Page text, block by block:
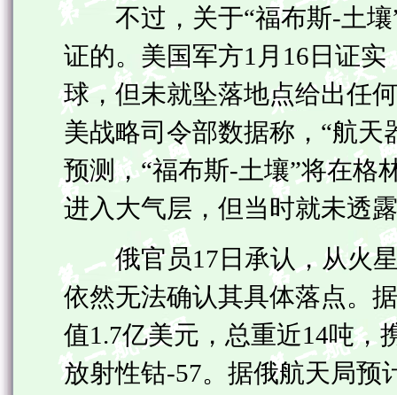
不过，关于“福布斯-土壤”
证的。美国军方1月16日证
球，但未就坠落地点给出任
美战略司令部数据称，“航
预测，“福布斯-土壤”将在格
进入大气层，但当时就未透
俄官员17日承认，从火星
依然无法确认其具体落点。
值1.7亿美元，总重近14吨，
放射性钴-57。据俄航天局预